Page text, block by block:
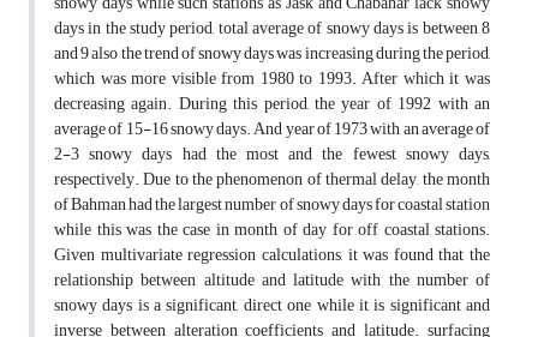
days in the study period, total average of snowy days is between 8
and 9 also the trend of snowy days was increasing during the period,
which was more visible from 1980 to 1993. After which it was
decreasing again. During this period, the year of 1992 with an
average of 15-16 snowy days. And year of 1973 with an average of
2-3 snowy days had the most and the fewest snowy days,
respectively. Due to the phenomenon of thermal delay, the month
of Bahman had the largest number of snowy days for coastal station
while this was the case in month of day for off coastal stations.
Given multivariate regression calculations, it was found that the
relationship between altitude and latitude with the number of
snowy days is a significant, direct one while it is significant and